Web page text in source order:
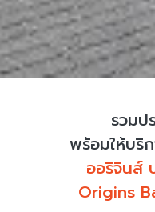
รวมป
พร้อมให้บริ
ออริจินส์
Origins